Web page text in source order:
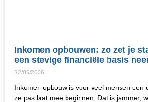
Inkomen opbouwen: zo zet je
een stevige financiële basis
22/05/2026
Inkomen opbouw is voor veel mensen een
ze pas laat mee beginnen. Dat is jammer,